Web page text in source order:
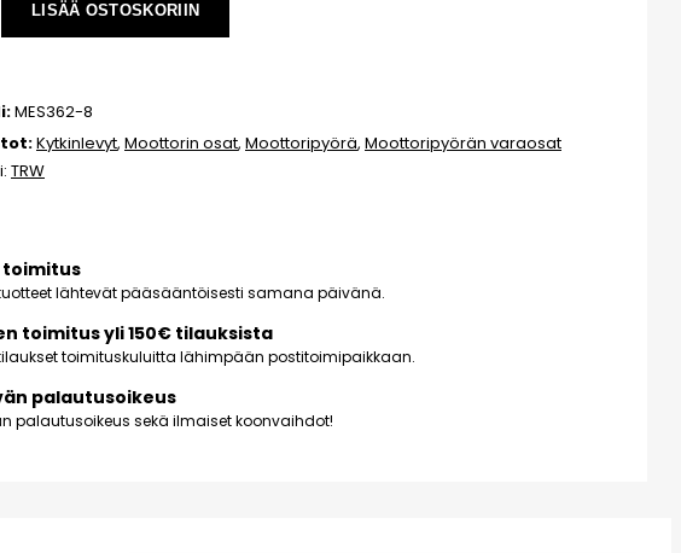
LISÄÄ OSTOSKORIIN
MES362-8
Kytkinlevyt, Moottorin osat, Moottoripyörä, Moottoripyörän varaosat
TRW
toimitus
lähtevät pääsääntöisesti samana päivänä.
toimitus yli 150€ tilauksista
toimituskuluitta lähimpään postitoimipaikkaan.
palautusoikeus
palautusoikeus sekä ilmaiset koonvaihdot!